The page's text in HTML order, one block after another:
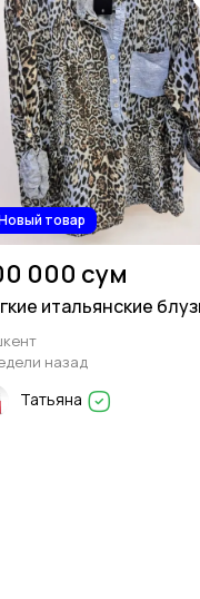
товар
000 сум
итальянские
назад
Татьяна